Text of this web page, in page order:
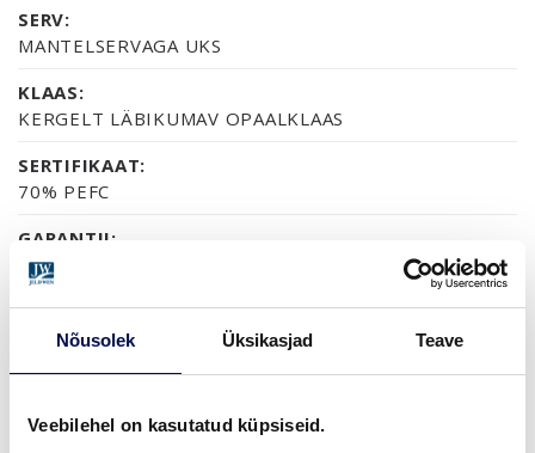
Nõusolek Üksikasjad Teave
Veebilehel on kasutatud küpsiseid.
SERV:
MANTELSERVAGA UKS
KLAAS:
KERGELT LÄBIKUMAV OPAALKLAAS
SERTIFIKAAT:
70% PEFC
GARANTII:
2-AASTANE TOOTEGARANTII
VIIMISTLUS (6)